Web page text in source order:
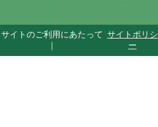
サイトのご利用にあたって
｜
サイトポリシ
ー